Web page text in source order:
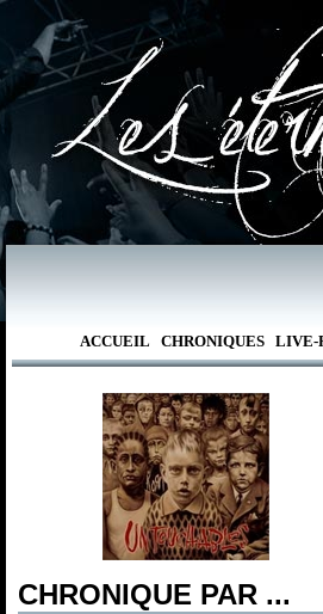
ACCUEIL CHRONIQUES LIVE-
CHRONIQUE PAR ...